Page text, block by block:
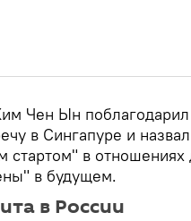
Чен Ын
в Сингапуре и
стартом" в отношениях
в будущем.
в России